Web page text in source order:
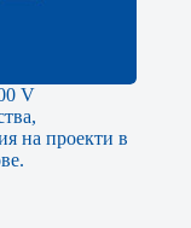
V
на проекти в